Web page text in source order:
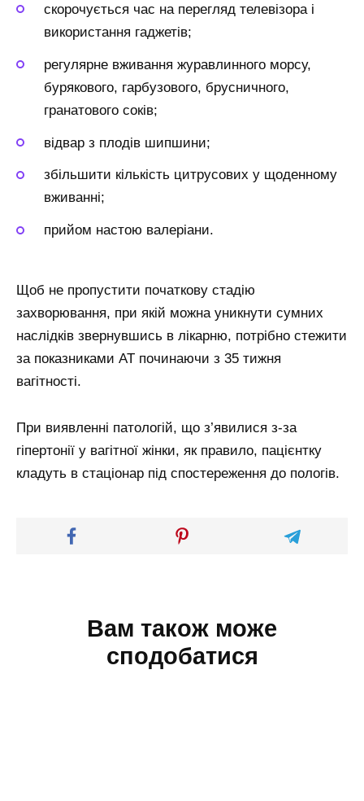
скорочується час на перегляд телевізора і
використання гаджетів;
регулярне вживання журавлинного морсу,
бурякового, гарбузового, брусничного,
гранатового соків;
відвар з плодів шипшини;
збільшити кількість цитрусових у щоденному
вживанні;
прийом настою валеріани.
Щоб не пропустити початкову стадію
захворювання, при якій можна уникнути сумних
наслідків звернувшись в лікарню, потрібно стежити
за показниками АТ починаючи з 35 тижня
вагітності.
При виявленні патологій, що з’явилися з-за
гіпертонії у вагітної жінки, як правило, пацієнтку
кладуть в стаціонар під спостереження до пологів.
Вам також може
сподобатися